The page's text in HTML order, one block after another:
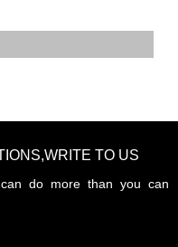
TO US
do more than you can